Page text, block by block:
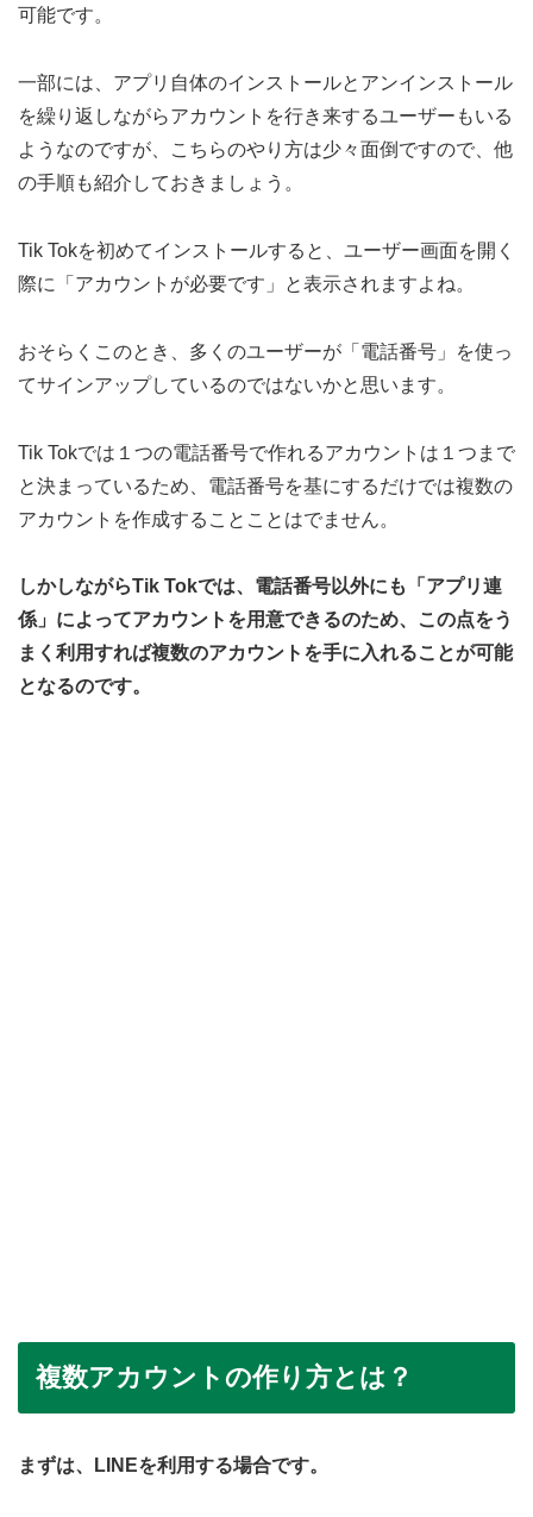
可能です。
一部には、アプリ自体のインストールとアンインストール
を繰り返しながらアカウントを行き来するユーザーもいる
ようなのですが、こちらのやり方は少々面倒ですので、他
の手順も紹介しておきましょう。
Tik Tokを初めてインストールすると、ユーザー画面を開く
際に「アカウントが必要です」と表示されますよね。
おそらくこのとき、多くのユーザーが「電話番号」を使っ
てサインアップしているのではないかと思います。
Tik Tokでは１つの電話番号で作れるアカウントは１つまで
と決まっているため、電話番号を基にするだけでは複数の
アカウントを作成することことはでません。
しかしながらTik Tokでは、電話番号以外にも「アプリ連
係」によってアカウントを用意できるのため、この点をう
まく利用すれば複数のアカウントを手に入れることが可能
となるのです。
複数アカウントの作り方とは？
まずは、LINEを利用する場合です。